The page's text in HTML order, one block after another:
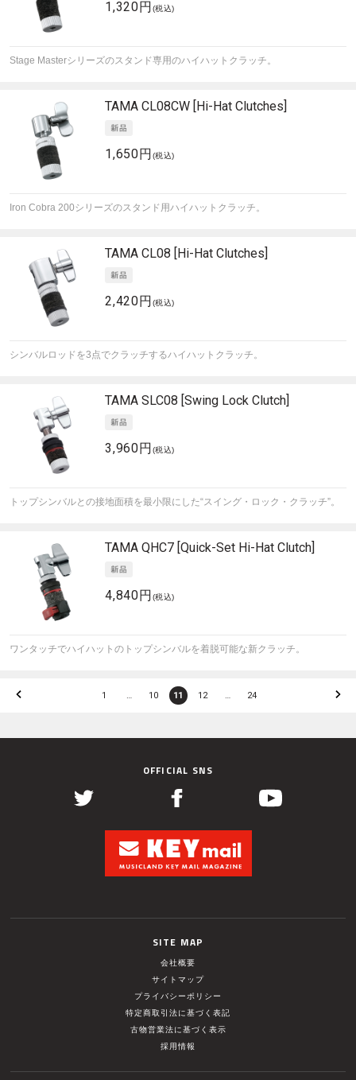
1,320円 (税込)
Stage Masterシリーズのスタンド専用のハイハットクラッチ。
TAMA CL08CW [Hi-Hat Clutches]
1,650円 (税込)
Iron Cobra 200シリーズのスタンド用ハイハットクラッチ。
TAMA CL08 [Hi-Hat Clutches]
2,420円 (税込)
シンバルロッドを3点でクラッチするハイハットクラッチ。
TAMA SLC08 [Swing Lock Clutch]
3,960円 (税込)
トップシンバルとの接地面積を最小限にした“スイング・ロック・クラッチ”。
TAMA QHC7 [Quick-Set Hi-Hat Clutch]
4,840円 (税込)
ワンタッチでハイハットのトップシンバルを着脱可能な新クラッチ。
1 … 10 11 12 … 24
OFFICIAL SNS
SITE MAP
会社概要
サイトマップ
プライバシーポリシー
特定商取引法に基づく表記
古物営業法に基づく表示
採用情報